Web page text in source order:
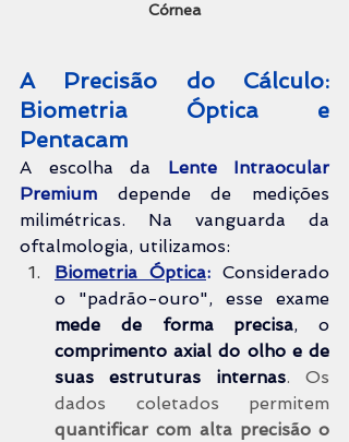
Córnea
A Precisão do Cálculo:
Biometria Óptica e
Pentacam
A escolha da Lente Intraocular
Premium depende de medições
milimétricas. Na vanguarda da
oftalmologia, utilizamos:
Biometria Óptica: Considerado
mede de forma precisa
comprimento axial do olho e de
suas estruturas internas. Os
quantificar com alta precisão o